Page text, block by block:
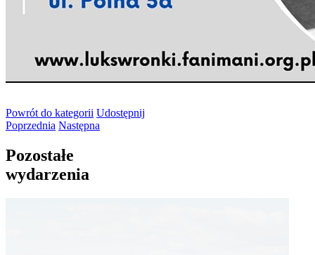
Powrót do kategorii Udostępnij
Poprzednia Następna
Pozostałe
wydarzenia